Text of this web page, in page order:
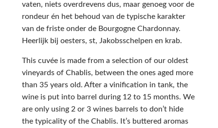
vaten, niets overdrevens dus, maar genoeg voor de
rondeur én het behoud van de typische karakter
van de friste onder de Bourgogne Chardonnay.
Heerlijk bij oesters, st, Jakobsschelpen en krab.
This cuvée is made from a selection of our oldest
vineyards of Chablis, between the ones aged more
than 35 years old. After a viniﬁcation in tank, the
wine is put into barrel during 12 to 15 months. We
are only using 2 or 3 wines barrels to don’t hide
the typicality of the Chablis. It’s buttered aromas